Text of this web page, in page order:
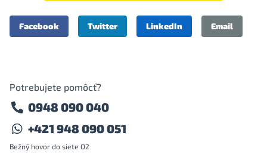
Facebook Twitter LinkedIn Email
Potrebujete pomôcť?
0948 090 040
+421 948 090 051
Bežný hovor do siete O2